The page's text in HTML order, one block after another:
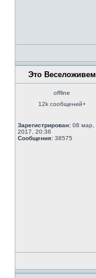
Это Веселоживем
offline
12k сообщений+
Зарегистрирован: 08 мар,
2017, 20:36
Сообщения: 38575